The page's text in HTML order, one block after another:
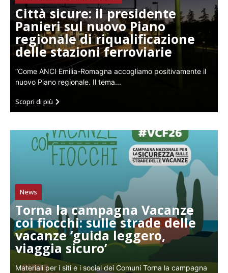
Città sicure: il presidente
Panieri sul nuovo Piano
regionale di riqualificazione
delle stazioni ferroviarie
“Come ANCI Emilia-Romagna accogliamo positivamente il
nuovo Piano regionale. Il tema...
Scopri di più
News
Torna la campagna Vacanze
coi fiocchi: sulle strade delle
vacanze ‘guida leggero,
viaggia sicuro’
Materiali per i siti e i social dei Comuni Torna la campagna